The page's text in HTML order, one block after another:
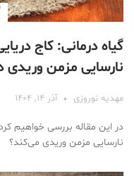
گیاه درمانی: کاج
نارسایی مزمن وریدی
مهدیه نوروزی آذر ۱۴, ۱۴۰۴
در این مقاله بررسی خواهیم
نارسایی مزمن وریدی می‌کند؟